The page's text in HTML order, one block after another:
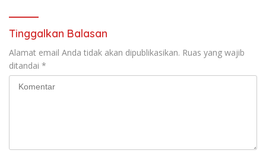
Kasih Allah.
Tinggalkan Balasan
Alamat email Anda tidak akan dipublikasikan. Ruas yang wajib
ditandai *